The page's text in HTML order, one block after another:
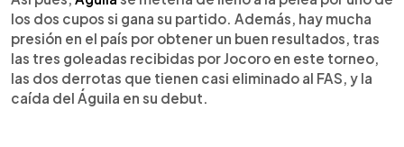
los dos cupos si gana su partido. Además, hay mucha
presión en el país por obtener un buen resultados, tras
las tres goleadas recibidas por Jocoro en este torneo,
las dos derrotas que tienen casi eliminado al FAS, y la
caída del Águila en su debut.